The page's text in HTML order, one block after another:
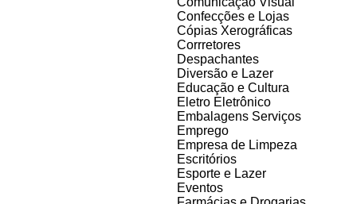
Confecções e Lojas
Cópias Xerográficas
Corrretores
Despachantes
Diversão e Lazer
Educação e Cultura
Eletro Eletrônico
Embalagens Serviços
Emprego
Empresa de Limpeza
Escritórios
Esporte e Lazer
Eventos